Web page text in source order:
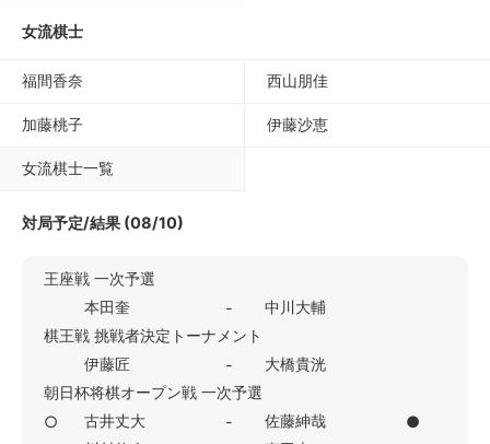
女流棋士
福間香奈 西山朋佳
加藤桃子 伊藤沙恵
女流棋士一覧
対局予定/結果 (08/10)
王座戦 一次予選
本田奎
-
中川大輔
棋王戦 挑戦者決定トーナメント
伊藤匠
-
大橋貴洸
朝日杯将棋オープン戦 一次予選
○
古井丈大 - 佐藤紳哉
●